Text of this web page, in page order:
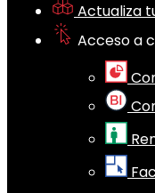
Actualiza
Acceso a